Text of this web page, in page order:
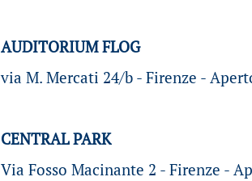
AUDITORIUM FLOG
via M. Mercati 24/b - Firenze -
CENTRAL PARK
Via Fosso Macinante 2 - Firenze -